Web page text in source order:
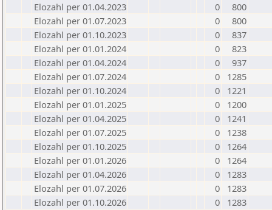
Elozahl per 01.04.2023
0
800
Elozahl per 01.07.2023
0
800
Elozahl per 01.10.2023
0
837
Elozahl per 01.01.2024
0
823
Elozahl per 01.04.2024
0
937
Elozahl per 01.07.2024
0
1285
Elozahl per 01.10.2024
0
1221
Elozahl per 01.01.2025
0
1200
Elozahl per 01.04.2025
0
1241
Elozahl per 01.07.2025
0
1238
Elozahl per 01.10.2025
0
1264
Elozahl per 01.01.2026
0
1264
Elozahl per 01.04.2026
0
1283
Elozahl per 01.07.2026
0
1283
Elozahl per 01.10.2026
0 1283